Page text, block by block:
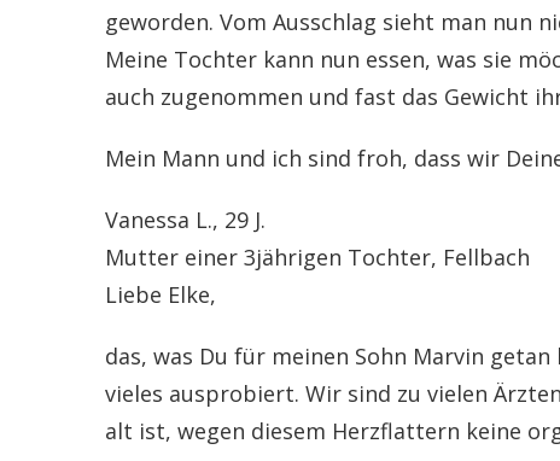
geworden. Vom Ausschlag sieht man nun
Meine Tochter kann nun essen, was sie
auch zugenommen und fast das Gewicht
Mein Mann und ich sind froh, dass wir
Vanessa L., 29 J.
Mutter einer 3jährigen Tochter, Fellbach
Liebe Elke,
das, was Du für meinen Sohn Marvin
vieles ausprobiert. Wir sind zu vielen
alt ist, wegen diesem Herzflattern keine